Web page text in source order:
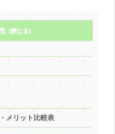
メリット比較表